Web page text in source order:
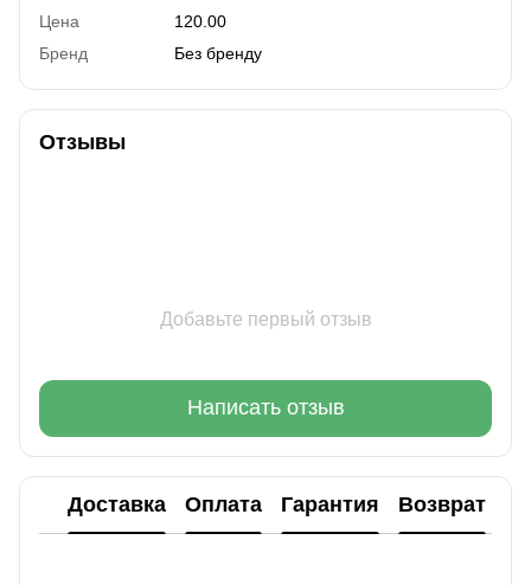
Цена
120.00
Бренд
Без бренду
Отзывы
Добавьте первый отзыв
Написать отзыв
Доставка Оплата Гарантия Возврат